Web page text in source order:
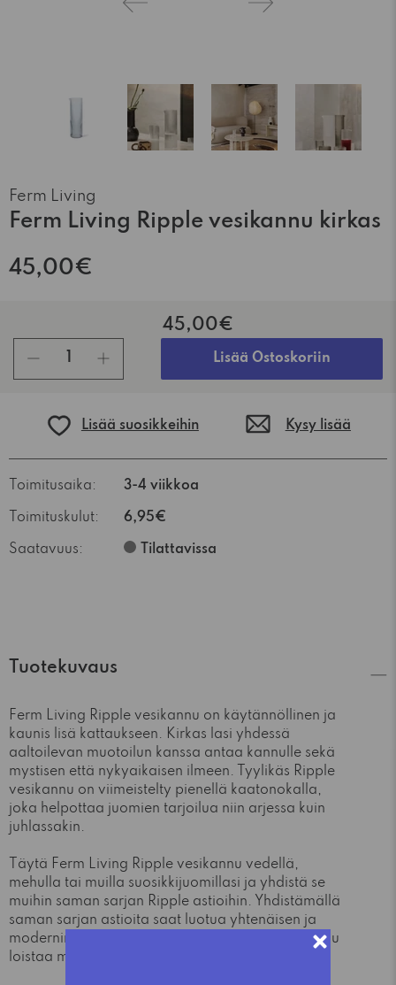
Ferm Living
Ferm Living Ripple vesikannu kirkas
45,00€
45,00€
Lisää Ostoskoriin
Lisää suosikkeihin Kysy lisää
Toimitusaika: 3-4 viikkoa
Toimituskulut: 6,95€
Saatavuus: Tilattavissa
Tuotekuvaus
Ferm Living Ripple vesikannu on käytännöllinen ja
kaunis lisä kattaukseen. Kirkas lasi yhdessä
aaltoilevan muotoilun kanssa antaa kannulle sekä
mystisen että nykyaikaisen ilmeen. Tyylikäs Ripple
vesikannu on viimeistelty pienellä kaatonokalla,
joka helpottaa juomien tarjoilua niin arjessa kuin
juhlassakin.
Täytä Ferm Living Ripple vesikannu vedellä,
mehulla tai muilla suosikkijuomillasi ja yhdistä se
muihin saman sarjan Ripple astioihin. Yhdistämällä
saman sarjan astioita saat luotua yhtenäisen ja
modernin ilmeen, mutta toisaalta Ripple vesikannu
loistaa myös täysin toisenlaisissa kattauksissa.